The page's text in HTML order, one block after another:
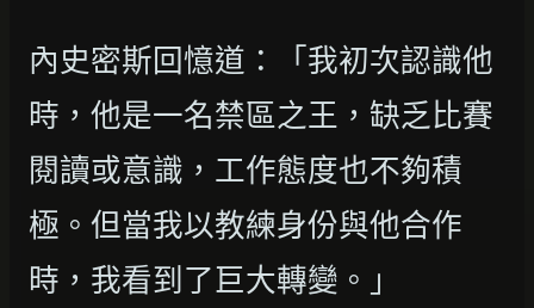
內史密斯回憶道：「我初次認識他
時，他是一名禁區之王，缺乏比賽
閱讀或意識，工作態度也不夠積
極。但當我以教練身份與他合作
時，我看到了巨大轉變。」